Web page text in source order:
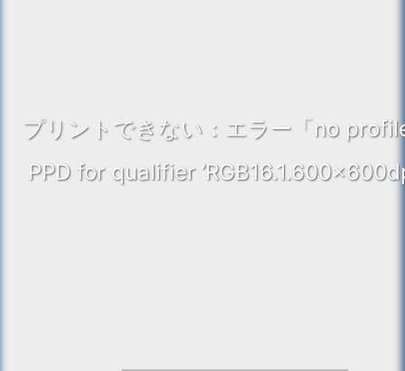
プリントできない：エラー「no
PPD for qualifier